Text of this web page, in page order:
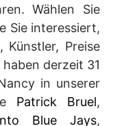
Wählen Sie
Sie interessiert,
Künstler, Preise
derzeit 31
in unserer
Patrick Bruel,
Blue Jays,